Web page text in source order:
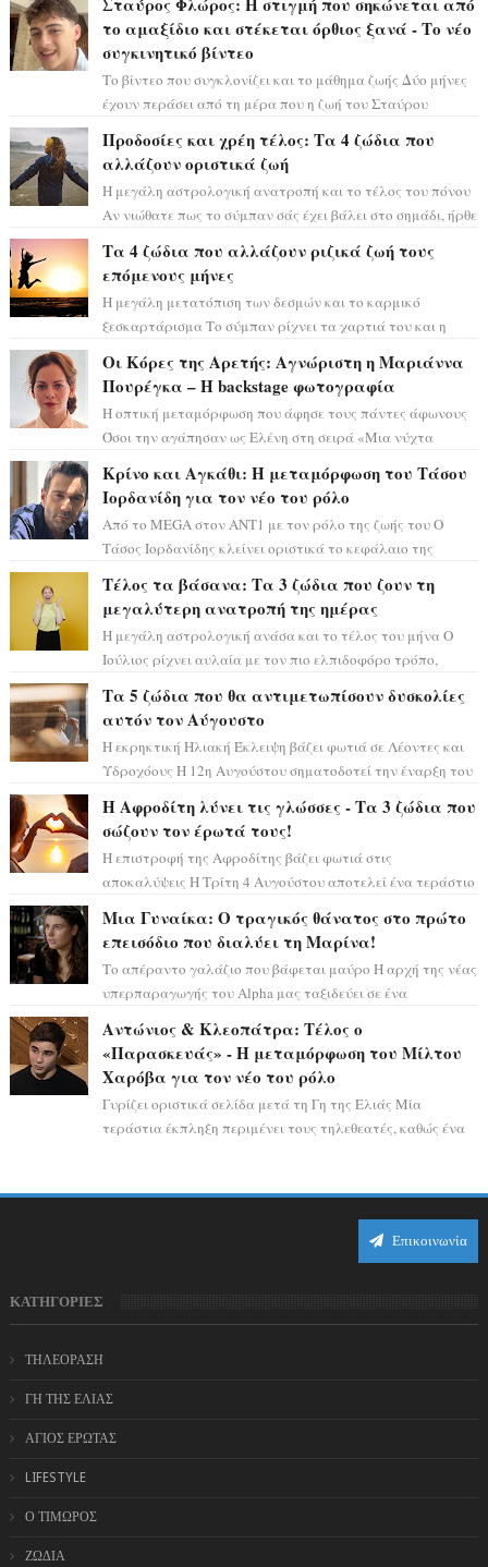
το αμαξίδιο και στέκεται όρθιος ξανά - Το νέο
συγκινητικό βίντεο
Το βίντεο που συγκλονίζει και το μάθημα ζωής Δύο μήνες
έχουν περάσει από τη μέρα που η ζωή του Σταύρου
Προδοσίες και χρέη τέλος: Τα 4 ζώδια που
αλλάζουν οριστικά ζωή
Η μεγάλη αστρολογική ανατροπή και το τέλος του πόνου
Αν νιώθατε πως το σύμπαν σάς έχει βάλει στο σημάδι, ήρθε
Τα 4 ζώδια που αλλάζουν ριζικά ζωή τους
επόμενους μήνες
Η μεγάλη μετατόπιση των δεσμών και το καρμικό
ξεσκαρτάρισμα Το σύμπαν ρίχνει τα χαρτιά του και η
Οι Κόρες της Αρετής: Αγνώριστη η Μαριάννα
Πουρέγκα – H backstage φωτογραφία
Η οπτική μεταμόρφωση που άφησε τους πάντες άφωνους
Όσοι την αγάπησαν ως Ελένη στη σειρά «Μια νύχτα
Κρίνο και Αγκάθι: Η μεταμόρφωση του Τάσου
Ιορδανίδη για τον νέο του ρόλο
Από το MEGA στον ΑΝΤ1 με τον ρόλο της ζωής του Ο
Τάσος Ιορδανίδης κλείνει οριστικά το κεφάλαιο της
Τέλος τα βάσανα: Τα 3 ζώδια που ζουν τη
μεγαλύτερη ανατροπή της ημέρας
Η μεγάλη αστρολογική ανάσα και το τέλος του μήνα Ο
Ιούλιος ρίχνει αυλαία με τον πιο ελπιδοφόρο τρόπο,
Τα 5 ζώδια που θα αντιμετωπίσουν δυσκολίες
αυτόν τον Αύγουστο
Η εκρηκτική Ηλιακή Έκλειψη βάζει φωτιά σε Λέοντες και
Υδροχόους Η 12η Αυγούστου σηματοδοτεί την έναρξη του
Η Αφροδίτη λύνει τις γλώσσες - Τα 3 ζώδια που
σώζουν τον έρωτά τους!
Η επιστροφή της Αφροδίτης βάζει φωτιά στις
αποκαλύψεις Η Τρίτη 4 Αυγούστου αποτελεί ένα τεράστιο
Μια Γυναίκα: Ο τραγικός θάνατος στο πρώτο
επεισόδιο που διαλύει τη Μαρίνα!
Το απέραντο γαλάζιο που βάφεται μαύρο Η αρχή της νέας
υπερπαραγωγής του Alpha μας ταξιδεύει σε ένα
Αντώνιος & Κλεοπάτρα: Τέλος ο
«Παρασκευάς» - Η μεταμόρφωση του Μίλτου
Χαρόβα για τον νέο του ρόλο
Γυρίζει οριστικά σελίδα μετά τη Γη της Ελιάς Μία
τεράστια έκπληξη περιμένει τους τηλεθεατές, καθώς ένα
Επικοινωνία
ΚΑΤΗΓΟΡΙΕΣ
ΤΗΛΕΟΡΑΣΗ
ΓΗ ΤΗΣ ΕΛΙΑΣ
ΑΓΙΟΣ ΕΡΩΤΑΣ
LIFESTYLE
Ο ΤΙΜΩΡΟΣ
ΖΩΔΙΑ